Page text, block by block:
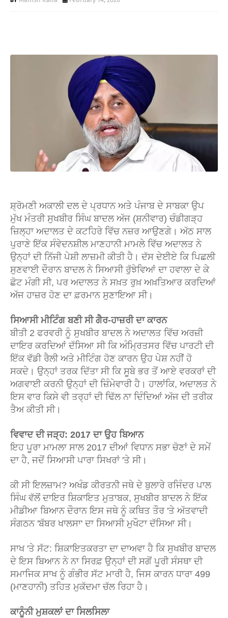
W
ਸ਼੍ਰੋਮਣੀ ਅਕਾਲੀ ਦਲ ਦੇ ਪ੍ਰਧਾਨ ਅਤੇ ਪੰਜਾਬ ਦੇ ਸਾਬਕਾ ਉਪ
ਮੁੱਖ ਮੰਤਰੀ ਸੁਖਬੀਰ ਸਿੰਘ ਬਾਦਲ ਅੱਜ (ਸ਼ਨੀਵਾਰ) ਚੰਡੀਗੜ੍ਹ
ਜ਼ਿਲ੍ਹਾ ਅਦਾਲਤ ਦੇ ਕਟਹਿਰੇ ਵਿੱਚ ਨਜ਼ਰ ਆਉਣਗੇ। ਅੱਠ ਸਾਲ
ਪੁਰਾਣੇ ਇੱਕ ਸੰਵੇਦਨਸ਼ੀਲ ਮਾਣਹਾਨੀ ਮਾਮਲੇ ਵਿੱਚ ਅਦਾਲਤ ਨੇ
ਉਨ੍ਹਾਂ ਦੀ ਨਿੱਜੀ ਪੇਸ਼ੀ ਲਾਜ਼ਮੀ ਕੀਤੀ ਹੈ। ਦੱਸ ਦੇਈਏ ਕਿ ਪਿਛਲੀ
ਸੁਣਵਾਈ ਦੌਰਾਨ ਬਾਦਲ ਨੇ ਸਿਆਸੀ ਰੁੱਝੇਵਿਆਂ ਦਾ ਹਵਾਲਾ ਦੇ ਕੇ
ਛੋਟ ਮੰਗੀ ਸੀ, ਪਰ ਅਦਾਲਤ ਨੇ ਸਖ਼ਤ ਰੁਖ਼ ਅਖ਼ਤਿਆਰ ਕਰਦਿਆਂ
ਅੱਜ ਹਾਜ਼ਰ ਹੋਣ ਦਾ ਫ਼ਰਮਾਨ ਸੁਣਾਇਆ ਸੀ।
ਸਿਆਸੀ ਮੀਟਿੰਗ ਬਣੀ ਸੀ ਗੈਰ-ਹਾਜ਼ਰੀ ਦਾ ਕਾਰਨ
ਬੀਤੀ 2 ਫਰਵਰੀ ਨੂੰ ਸੁਖਬੀਰ ਬਾਦਲ ਨੇ ਅਦਾਲਤ ਵਿੱਚ ਅਰਜ਼ੀ
ਦਾਇਰ ਕਰਦਿਆਂ ਦੱਸਿਆ ਸੀ ਕਿ ਅੰਮ੍ਰਿਤਸਰ ਵਿੱਚ ਪਾਰਟੀ ਦੀ
ਇੱਕ ਵੱਡੀ ਰੈਲੀ ਅਤੇ ਮੀਟਿੰਗ ਹੋਣ ਕਾਰਨ ਉਹ ਪੇਸ਼ ਨਹੀਂ ਹੋ
ਸਕਦੇ। ਉਨ੍ਹਾਂ ਤਰਕ ਦਿੱਤਾ ਸੀ ਕਿ ਸੂਬੇ ਭਰ ਤੋਂ ਆਏ ਵਰਕਰਾਂ ਦੀ
ਅਗਵਾਈ ਕਰਨੀ ਉਨ੍ਹਾਂ ਦੀ ਜ਼ਿੰਮੇਵਾਰੀ ਹੈ। ਹਾਲਾਂਕਿ, ਅਦਾਲਤ ਨੇ
ਇਸ ਵਾਰ ਕਿਸੇ ਵੀ ਤਰ੍ਹਾਂ ਦੀ ਢਿੱਲ ਨਾ ਦਿੰਦਿਆਂ ਅੱਜ ਦੀ ਤਰੀਕ
ਤੈਅ ਕੀਤੀ ਸੀ।
ਵਿਵਾਦ ਦੀ ਜੜ੍ਹ: 2017 ਦਾ ਉਹ ਬਿਆਨ
ਇਹ ਪੂਰਾ ਮਾਮਲਾ ਸਾਲ 2017 ਦੀਆਂ ਵਿਧਾਨ ਸਭਾ ਚੋਣਾਂ ਦੇ ਸਮੇਂ
ਦਾ ਹੈ, ਜਦੋਂ ਸਿਆਸੀ ਪਾਰਾ ਸਿਖਰਾਂ 'ਤੇ ਸੀ।
ਕੀ ਸੀ ਇਲਜ਼ਾਮ? ਅਖੰਡ ਕੀਰਤਨੀ ਜਥੇ ਦੇ ਬੁਲਾਰੇ ਰਜਿੰਦਰ ਪਾਲ
ਸਿੰਘ ਵੱਲੋਂ ਦਾਇਰ ਸ਼ਿਕਾਇਤ ਮੁਤਾਬਕ, ਸੁਖਬੀਰ ਬਾਦਲ ਨੇ ਇੱਕ
ਮੀਡੀਆ ਬਿਆਨ ਦੌਰਾਨ ਇਸ ਜਥੇ ਨੂੰ ਕਥਿਤ ਤੌਰ 'ਤੇ ਅੱਤਵਾਦੀ
ਸੰਗਠਨ 'ਬੱਬਰ ਖਾਲਸਾ' ਦਾ ਸਿਆਸੀ ਮੁਖੌਟਾ ਦੱਸਿਆ ਸੀ।
ਸਾਖ 'ਤੇ ਸੱਟ: ਸ਼ਿਕਾਇਤਕਰਤਾ ਦਾ ਦਾਅਵਾ ਹੈ ਕਿ ਸੁਖਬੀਰ ਬਾਦਲ
ਦੇ ਇਸ ਬਿਆਨ ਨੇ ਨਾ ਸਿਰਫ਼ ਉਨ੍ਹਾਂ ਦੀ ਸਗੋਂ ਪੂਰੀ ਸੰਸਥਾ ਦੀ
ਸਮਾਜਿਕ ਸਾਖ ਨੂੰ ਗੰਭੀਰ ਸੱਟ ਮਾਰੀ ਹੈ, ਜਿਸ ਕਾਰਨ ਧਾਰਾ 499
(ਮਾਣਹਾਨੀ) ਤਹਿਤ ਮੁਕੱਦਮਾ ਚੱਲ ਰਿਹਾ ਹੈ।
ਕਾਨੂੰਨੀ ਮੁਸ਼ਕਲਾਂ ਦਾ ਸਿਲਸਿਲਾ